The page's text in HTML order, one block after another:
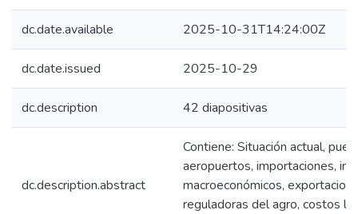
dc.date.available 2025-10-31T14:24:00Z
dc.date.issued 2025-10-29
dc.description 42 diapositivas
dc.description.abstract
Contiene: Situación actual,
aeropuertos, importaciones,
macroeconómicos,
reguladoras del agro, costos